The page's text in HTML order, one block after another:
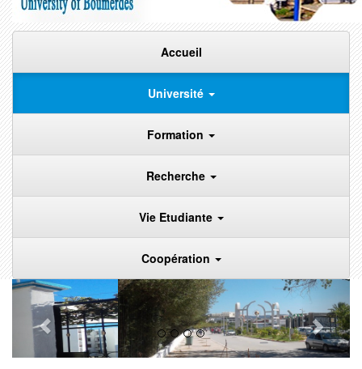
Accueil
Université
Formation
Recherche
Vie Etudiante
Coopération